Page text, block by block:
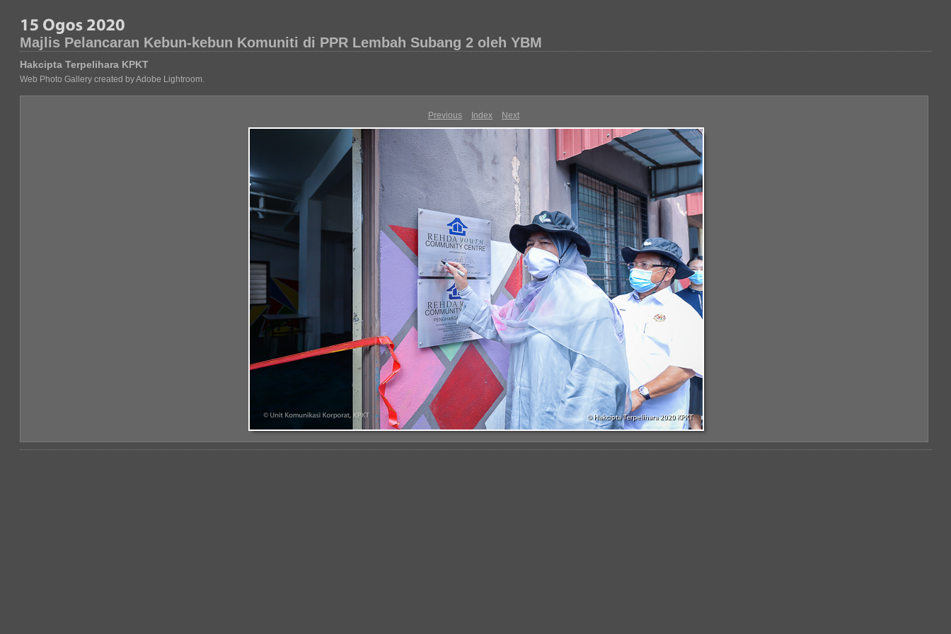
Majlis Pelancaran Kebun-kebun Komuniti di PPR Lembah Subang 2 oleh YBM
Hakcipta Terpelihara KPKT
Web Photo Gallery created by Adobe Lightroom.
Previous Index Next